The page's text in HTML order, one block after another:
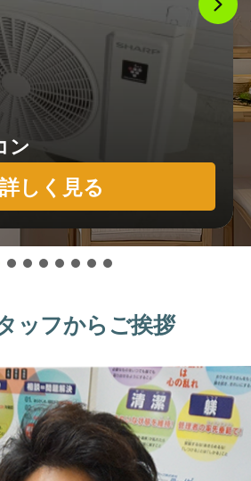
ン
詳しく見る
ッフからご挨拶